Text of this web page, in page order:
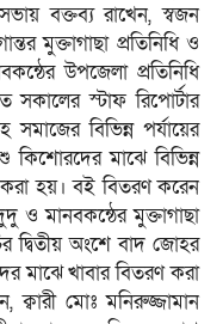
বক্তব্য রাখেন, স্বজন
মুক্তাগাছা প্রতিনিধি ও
উপজেলা প্রতিনিধি
স্টাফ রিপোর্টার
বিভিন্ন পর্যায়ের
কিশোরদের মাঝে বিভিন্ন
হয়। বই বিতরণ করেন
ও মানবকন্ঠের মুক্তাগাছা
দ্বিতীয় অংশে বাদ জোহর
মাঝে খাবার বিতরণ করা
মোঃ মনিরুজ্জামান